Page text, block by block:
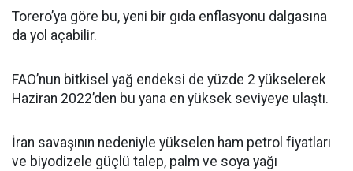
Torero’ya göre bu, yeni bir gıda enflasyonu dalgasına
da yol açabilir.
FAO’nun bitkisel yağ endeksi de yüzde 2 yükselerek
Haziran 2022’den bu yana en yüksek seviyeye ulaştı.
İran savaşının nedeniyle yükselen ham petrol fiyatları
ve biyodizele güçlü talep, palm ve soya yağı